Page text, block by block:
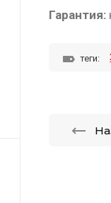
Гарантия:
теги: